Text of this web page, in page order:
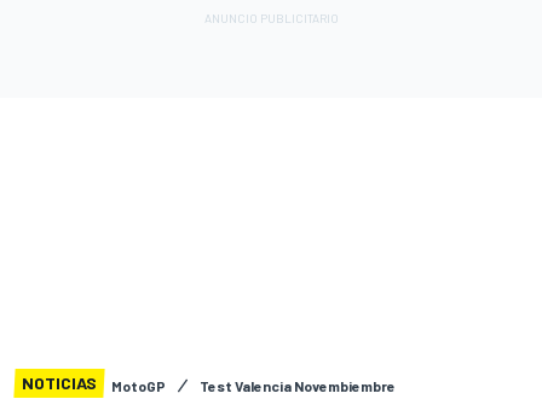
NOTICIAS MotoGP Test Valencia Novembiembre